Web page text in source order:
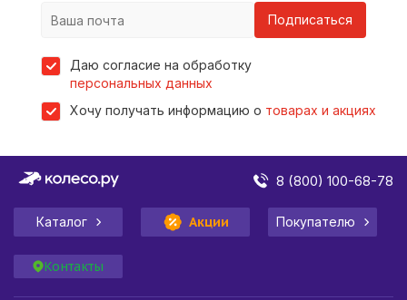
Подписаться
Даю согласие на обработку
персональных данных
Хочу получать информацию о товарах и акциях
8 (800) 100-68-78
Каталог Акции Покупателю
Контакты